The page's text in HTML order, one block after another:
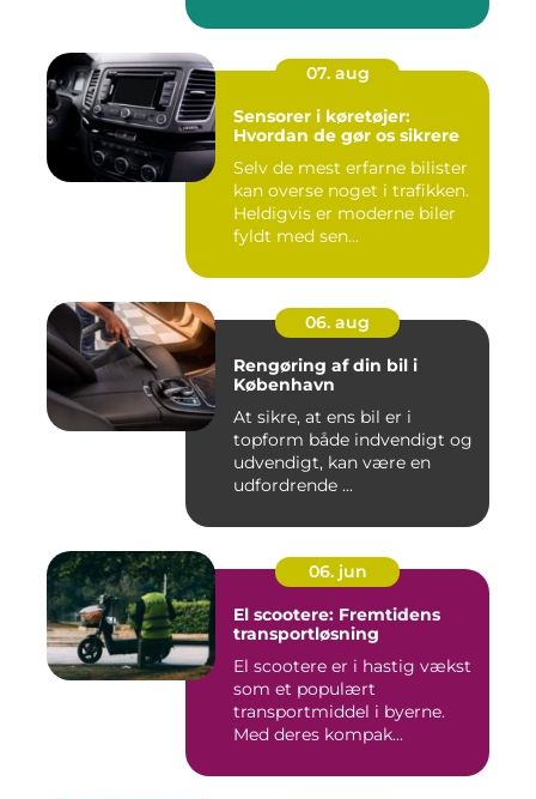
07. aug
Sensorer i køretøjer:
Hvordan de gør os sikrere
Selv de mest erfarne bilister
kan overse noget i trafikken.
Heldigvis er moderne biler
fyldt med sen...
06. aug
Rengøring af din bil i
København
At sikre, at ens bil er i
topform både indvendigt og
udvendigt, kan være en
udfordrende ...
06. jun
El scootere: Fremtidens
transportløsning
El scootere er i hastig vækst
som et populært
transportmiddel i byerne.
Med deres kompak...